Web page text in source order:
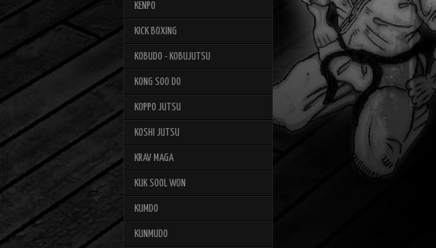
KENPO
KICK BOXING
KOBUDO - KOBUJUTSU
KONG SOO DO
KOPPO JUTSU
KOSHI JUTSU
KRAV MAGA
KUK SOOL WON
KUMDO
KUNMUDO